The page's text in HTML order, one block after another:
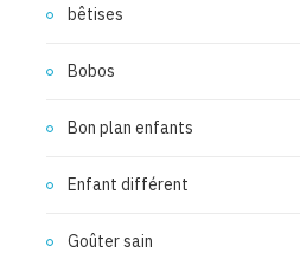
bêtises
Bobos
Bon plan enfants
Enfant différent
Goûter sain